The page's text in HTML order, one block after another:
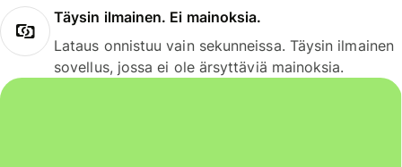
Täysin ilmainen. Ei mainoksia.
Lataus onnistuu vain sekunneissa. Täysin ilmainen
sovellus, jossa ei ole ärsyttäviä mainoksia.